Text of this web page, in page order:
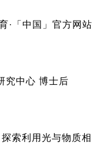
·「中国」官方网站
究中心 博士后
索利用光与物质相